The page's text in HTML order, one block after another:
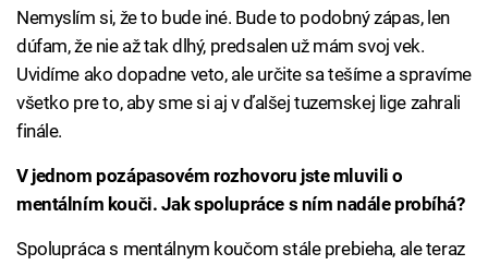
Nemyslím si, že to bude iné. Bude to podobný zápas, len
dúfam, že nie až tak dlhý, predsalen už mám svoj vek.
Uvidíme ako dopadne veto, ale určite sa tešíme a spravíme
všetko pre to, aby sme si aj v ďalšej tuzemskej lige zahrali
finále.
V jednom pozápasovém rozhovoru jste mluvili o
mentálním kouči. Jak spolupráce s ním nadále probíhá?
Spolupráca s mentálnym koučom stále prebieha, ale teraz